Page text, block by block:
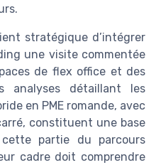
stratégique d’intégrer
une visite commentée
de flex office et des
analyses détaillant les
en PME romande, avec
constituent une base
partie du parcours
cadre doit comprendre